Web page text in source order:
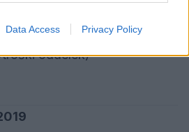
Data Access Privacy Policy
oddelek)